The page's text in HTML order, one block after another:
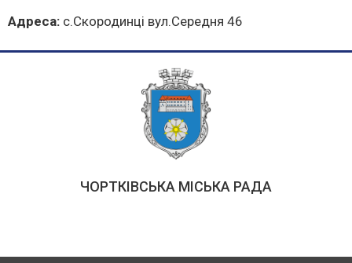
Адреса: c.Скородинці вул.Середня 46
ЧОРТКІВСЬКА МІСЬКА РАДА